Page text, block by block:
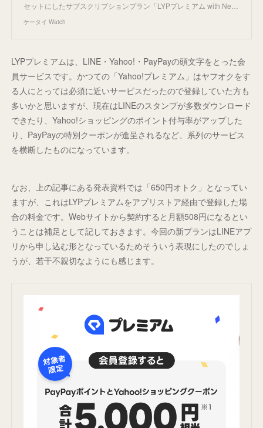
セットにしたサブスクリプションプラン「LYPプレミアム with Ne…
ケータイ Watch
LYPプレミアムは、LINE・Yahoo!・PayPayの頭文字をとった会
員サービスです。かつての「Yahoo!プレミアム」はヤフオクをす
る人にとっては必須に近いサービスだったので登録していた方も
多いかと思いますが、現在はLINEのスタンプが多数ダウンロード
できたり、Yahoo!ショッピングのポイント付与率がアップした
り、PayPayの特別クーポンが進呈されるなど、系列のサービス
を横断したものになっています。
なお、上の記事にある発表資料では「650円オトク」となってい
ますが、これはLYPプレミアムをアプリストア経由で登録した場
合の料金です。Webサイトから契約すると月額508円になるとい
うことは補足として記しておきます。今回の新プランはLINEアプ
リから申し込む形となっているためそういう表現にしたのでしょ
うが、若干不親切なようにも感じます。